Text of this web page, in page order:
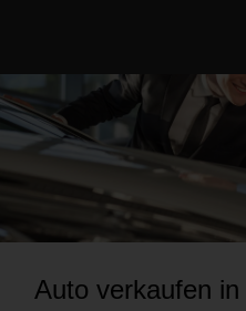
Auto verkaufen